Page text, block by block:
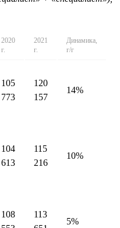
2020
г.
2021
г.
Динамика,
г/г
105
773
120
157
14%
104
613
115
216
10%
108
113
5%